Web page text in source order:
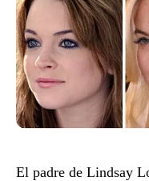
El padre de Lindsay